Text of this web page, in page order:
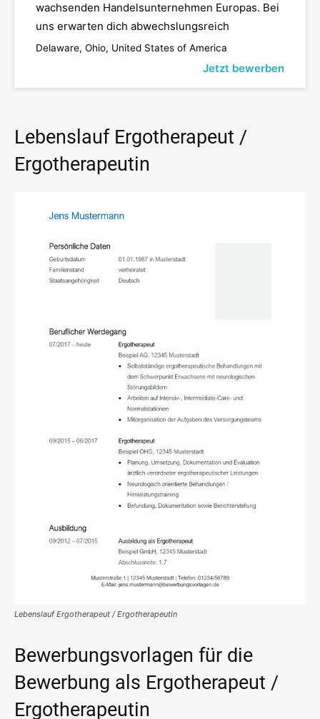
wachsenden Handelsunternehmen Europas. Bei
uns erwarten dich abwechslungsreich
Delaware, Ohio, United States of America
Jetzt bewerben
Lebenslauf Ergotherapeut /
Ergotherapeutin
Lebenslauf Ergotherapeut / Ergotherapeutin
Bewerbungsvorlagen für die
Bewerbung als Ergotherapeut /
Ergotherapeutin